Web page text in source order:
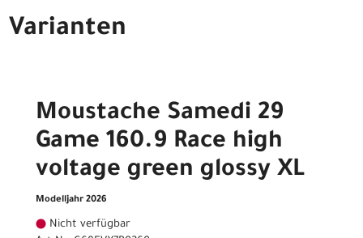
Varianten
Moustache Samedi 29
Game 160.9 Race high
voltage green glossy XL
Modelljahr 2026
Nicht verfügbar